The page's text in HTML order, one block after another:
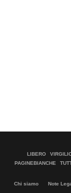
LIBERO
PAGINEBIANCHE
Chi siamo Note